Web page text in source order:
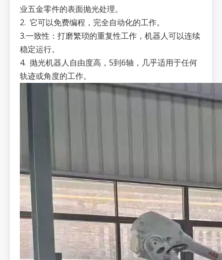
业五金零件的表面抛光处理。
2. 它可以免费编程，完全自动化的工作。
3.一致性：打磨繁琐的重复性工作，机器人可以连续
稳定运行。
4. 抛光机器人自由度高，5到6轴，几乎适用于任何
轨迹或角度的工作。